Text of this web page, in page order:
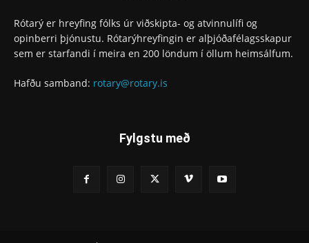
Rótarý er hreyfing fólks úr viðskipta- og atvinnulífi og
opinberri þjónustu. Rótarýhreyfingin er alþjóðafélagsskapur
sem er starfandi í meira en 200 löndum í öllum heimsálfum.
Hafðu samband: rotary@rotary.is
Fylgstu með